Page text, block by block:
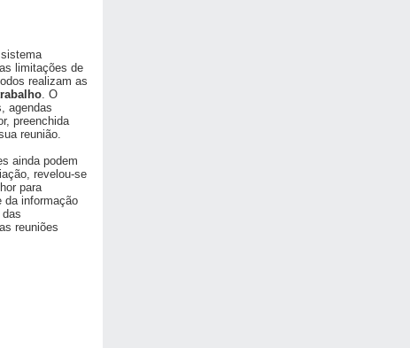
limitações de
realizam as
. O
agendas
preenchida
reunião.
ainda podem
revelou-se
para
da informação
reuniões